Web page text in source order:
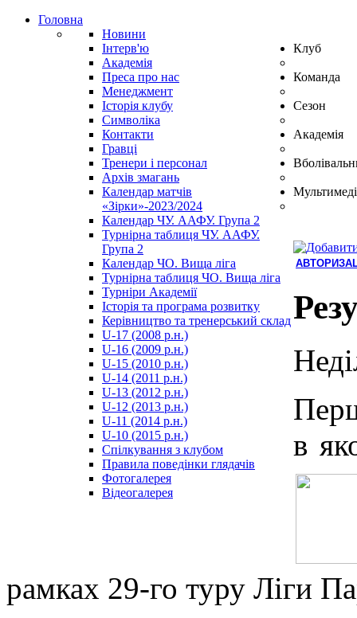
Головна
Новини
Інтерв'ю
Академія
Преса про нас
Клуб
Менеджмент
Історія клубу
Символіка
Контакти
Команда
Гравці
Тренери і персонал
Архів змагань
Сезон
Календар матчів
«Зірки»-2023/2024
Календар ЧУ. ААФУ. Група 2
Турнірна таблиця ЧУ. ААФУ.
Група 2
Календар ЧО. Вища ліга
Турнірна таблиця ЧО. Вища ліга
Академія
Турніри Академії
Історія та програма розвитку
Керівництво та тренерський склад
U-17 (2008 р.н.)
U-16 (2009 р.н.)
U-15 (2010 р.н.)
U-14 (2011 р.н.)
U-13 (2012 р.н.)
U-12 (2013 р.н.)
U-11 (2014 р.н.)
U-10 (2015 р.н.)
Спілкування з клубом
Правила поведінки глядачів
Фотогалерея
Відеогалерея
в
рамках 29-го туру Ліги